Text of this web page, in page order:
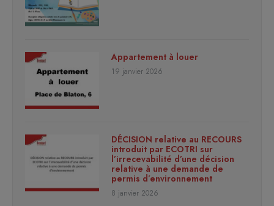
Appartement à louer
19 janvier 2026
DÉCISION relative au RECOURS
introduit par ECOTRI sur
l’irrecevabilité d’une décision
relative à une demande de
permis d’environnement
8 janvier 2026